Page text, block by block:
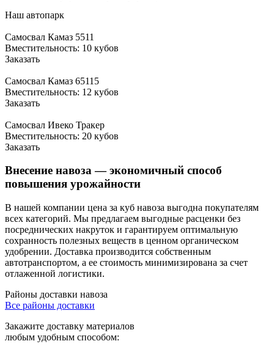
Наш автопарк
Самосвал Камаз 5511
Вместительность: 10 кубов
Заказать
Самосвал Камаз 65115
Вместительность: 12 кубов
Заказать
Самосвал Ивеко Тракер
Вместительность: 20 кубов
Заказать
Внесение навоза — экономичный способ
повышения урожайности
В нашей компании цена за куб навоза выгодна покупателям
всех категорий. Мы предлагаем выгодные расценки без
посреднических накруток и гарантируем оптимальную
сохранность полезных веществ в ценном органическом
удобрении. Доставка производится собственным
автотранспортом, а ее стоимость минимизирована за счет
отлаженной логистики.
Районы доставки навоза
Все районы доставки
Закажите доставку материалов
любым удобным способом: